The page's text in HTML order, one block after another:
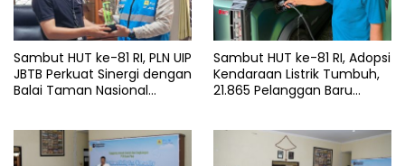
Sambut HUT ke-81 RI, PLN UIP
JBTB Perkuat Sinergi dengan
Balai Taman Nasional
kV Paiton–
Watudodol/Kalipuro
Sambut HUT ke-81 RI, Adopsi
Kendaraan Listrik Tumbuh,
21.865 Pelanggan Baru